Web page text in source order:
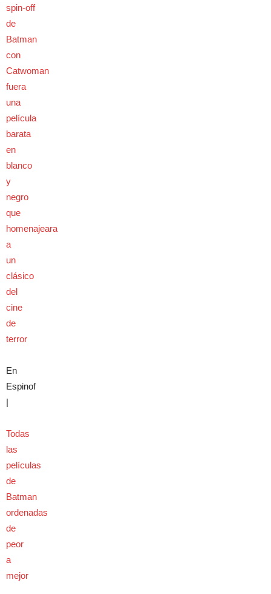
spin-off
de
Batman
con
Catwoman
fuera
una
película
barata
en
blanco
y
negro
que
homenajeara
a
un
clásico
del
cine
de
terror
En
Espinof
|
Todas
las
películas
de
Batman
ordenadas
de
peor
a
mejor